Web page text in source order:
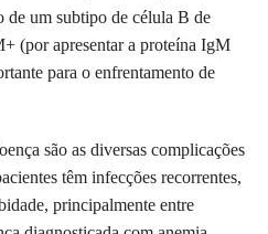
de um subtipo de célula B de
(por apresentar a proteína IgM
para o enfrentamento de
são as diversas complicações
têm infecções recorrentes,
principalmente entre